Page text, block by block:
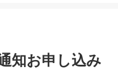
知お申し込み